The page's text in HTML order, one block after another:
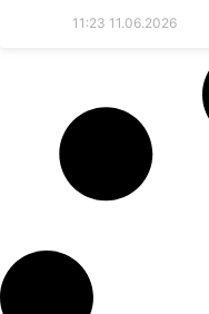
11.06.2026
11:23